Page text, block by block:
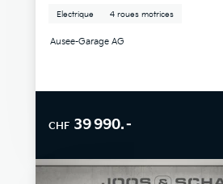
Electrique 4 roues motrices
Ausee-Garage AG
CHF 39 990.–